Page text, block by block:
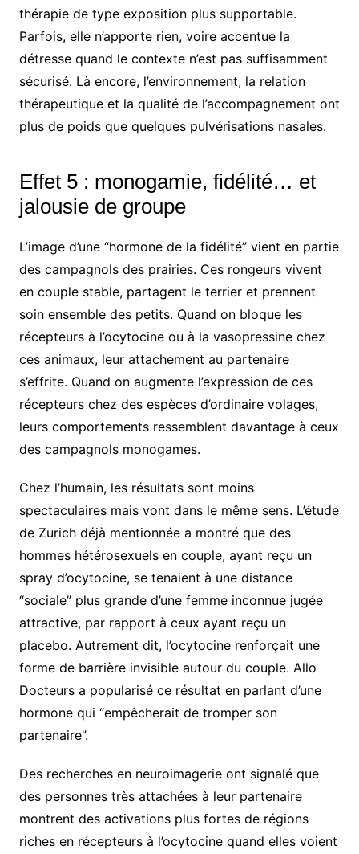
thérapie de type exposition plus supportable.
Parfois, elle n’apporte rien, voire accentue la
détresse quand le contexte n’est pas suffisamment
sécurisé. Là encore, l’environnement, la relation
thérapeutique et la qualité de l’accompagnement ont
plus de poids que quelques pulvérisations nasales.
Effet 5 : monogamie, fidélité… et
jalousie de groupe
L’image d’une “hormone de la fidélité” vient en partie
des campagnols des prairies. Ces rongeurs vivent
en couple stable, partagent le terrier et prennent
soin ensemble des petits. Quand on bloque les
récepteurs à l’ocytocine ou à la vasopressine chez
ces animaux, leur attachement au partenaire
s’effrite. Quand on augmente l’expression de ces
récepteurs chez des espèces d’ordinaire volages,
leurs comportements ressemblent davantage à ceux
des campagnols monogames.
Chez l’humain, les résultats sont moins
spectaculaires mais vont dans le même sens. L’étude
de Zurich déjà mentionnée a montré que des
hommes hétérosexuels en couple, ayant reçu un
spray d’ocytocine, se tenaient à une distance
“sociale” plus grande d’une femme inconnue jugée
attractive, par rapport à ceux ayant reçu un
placebo. Autrement dit, l’ocytocine renforçait une
forme de barrière invisible autour du couple. Allo
Docteurs a popularisé ce résultat en parlant d’une
hormone qui “empêcherait de tromper son
partenaire”.
Des recherches en neuroimagerie ont signalé que
des personnes très attachées à leur partenaire
montrent des activations plus fortes de régions
riches en récepteurs à l’ocytocine quand elles voient